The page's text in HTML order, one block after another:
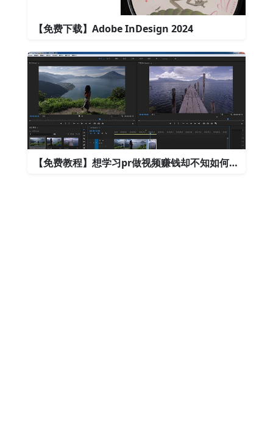
【免费下载】Adobe InDesign 2024
【免费教程】想学习pr做视频赚钱却不知如何下手？这里有最全的pr教程！